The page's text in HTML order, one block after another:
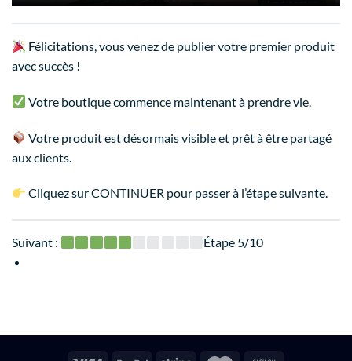
Félicitations, vous venez de publier votre premier produit
avec succès !
Votre boutique commence maintenant à prendre vie.
Votre produit est désormais visible et prêt à être partagé
aux clients.
Cliquez sur CONTINUER pour passer à l’étape suivante.
Suivant : Étape 5/10